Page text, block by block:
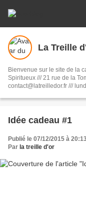
La Treille
Bienvenue sur le site de la
Spiritueux /// 21 rue de la
contact@latreilledor.fr ///
20h30 /// samedi 10h-
Idée cadeau #1
Publié le 07/12/2015 à
Par la treille d'or